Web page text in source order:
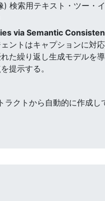
検索用テキスト・ツー・
via Semantic
ントはキャプションに対
た繰り返し生成モデルを
提示する。
クトから自動的に作成し